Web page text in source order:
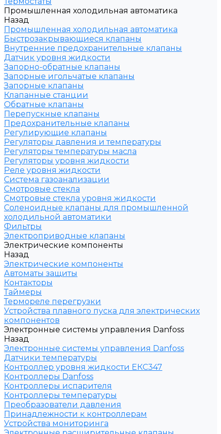
Промышленная холодильная автоматика
Назад
Промышленная холодильная автоматика
Быстрозакрывающиеся клапаны
Внутренние предохранительные клапаны
Датчик уровня жидкости
Запорно-обратные клапаны
Запорные игольчатые клапаны
Запорные клапаны
Клапанные станции
Обратные клапаны
Перепускные клапаны
Предохранительные клапаны
Регулирующие клапаны
Регуляторы давления и температуры
Регуляторы температуры масла
Регуляторы уровня жидкости
Реле уровня жидкости
Система газоанализации
Смотровые стекла
Смотровые стекла уровня жидкости
Соленоидные клапаны для промышленной
холодильной автоматики
Фильтры
Электроприводные клапаны
Электрические компоненты
Назад
Электрические компоненты
Автоматы защиты
Контакторы
Таймеры
Термореле перегрузки
Устройства плавного пуска для электрических
компонентов
Электронные системы управления Danfoss
Назад
Электронные системы управления Danfoss
Датчики температуры
Контроллер уровня жидкости ЕКС347
Контроллеры Danfoss
Контроллеры испарителя
Контроллеры температуры
Преобразователи давления
Принадлежности к контроллерам
Устройства мониторинга